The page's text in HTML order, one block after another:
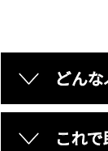
どん
これ